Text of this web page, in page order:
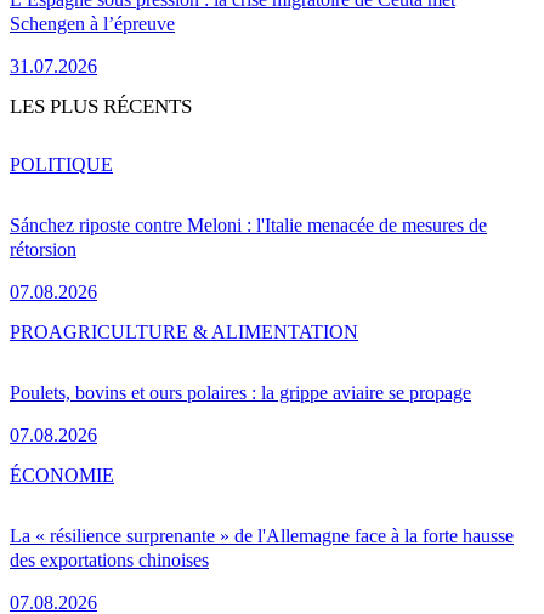
Schengen à l’épreuve
31.07.2026
LES PLUS RÉCENTS
Sánchez riposte contre Meloni : l'Italie menacée de mesures de
rétorsion
07.08.2026
POLITIQUE
Poulets, bovins et ours polaires : la grippe aviaire se propage
07.08.2026
PROAGRICULTURE & ALIMENTATION
La « résilience surprenante » de l'Allemagne face à la forte hausse
des exportations chinoises
07.08.2026
ÉCONOMIE